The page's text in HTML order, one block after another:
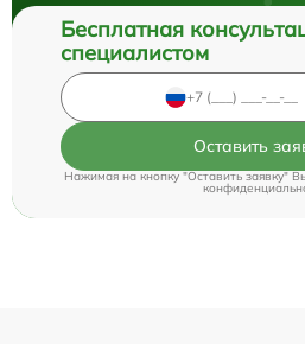
Бесплатная
специалистом
Оставить
Нажимая на кнопку "Оставить заявку"